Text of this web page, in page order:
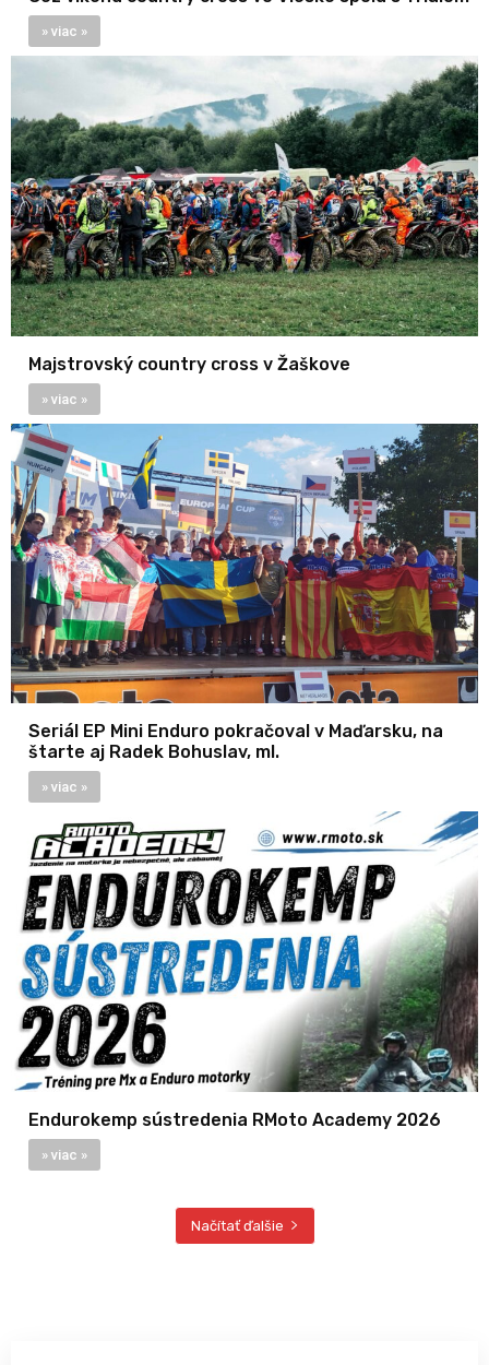
» viac »
Majstrovský country cross v Žaškove
» viac »
Seriál EP Mini Enduro pokračoval v Maďarsku, na
štarte aj Radek Bohuslav, ml.
» viac »
Endurokemp sústredenia RMoto Academy 2026
» viac »
Načítať ďalšie